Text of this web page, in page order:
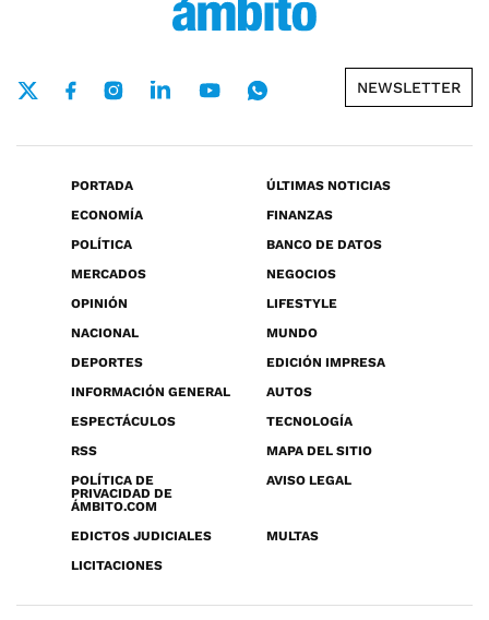
NEWSLETTER
PORTADA
ÚLTIMAS NOTICIAS
ECONOMÍA
FINANZAS
POLÍTICA
BANCO DE DATOS
MERCADOS
NEGOCIOS
OPINIÓN
LIFESTYLE
NACIONAL
MUNDO
DEPORTES
EDICIÓN IMPRESA
INFORMACIÓN GENERAL
AUTOS
ESPECTÁCULOS
TECNOLOGÍA
RSS
MAPA DEL SITIO
POLÍTICA DE
PRIVACIDAD DE
ÁMBITO.COM
AVISO LEGAL
EDICTOS JUDICIALES
MULTAS
LICITACIONES